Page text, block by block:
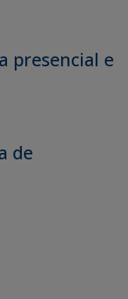
presencial e
de